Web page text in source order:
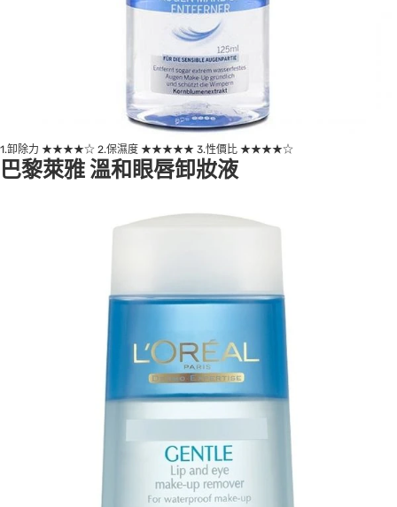
1.卸除力 ★★★★☆ 2.保濕度 ★★★★★ 3.性價比 ★★★★☆
巴黎萊雅 溫和眼唇卸妝液